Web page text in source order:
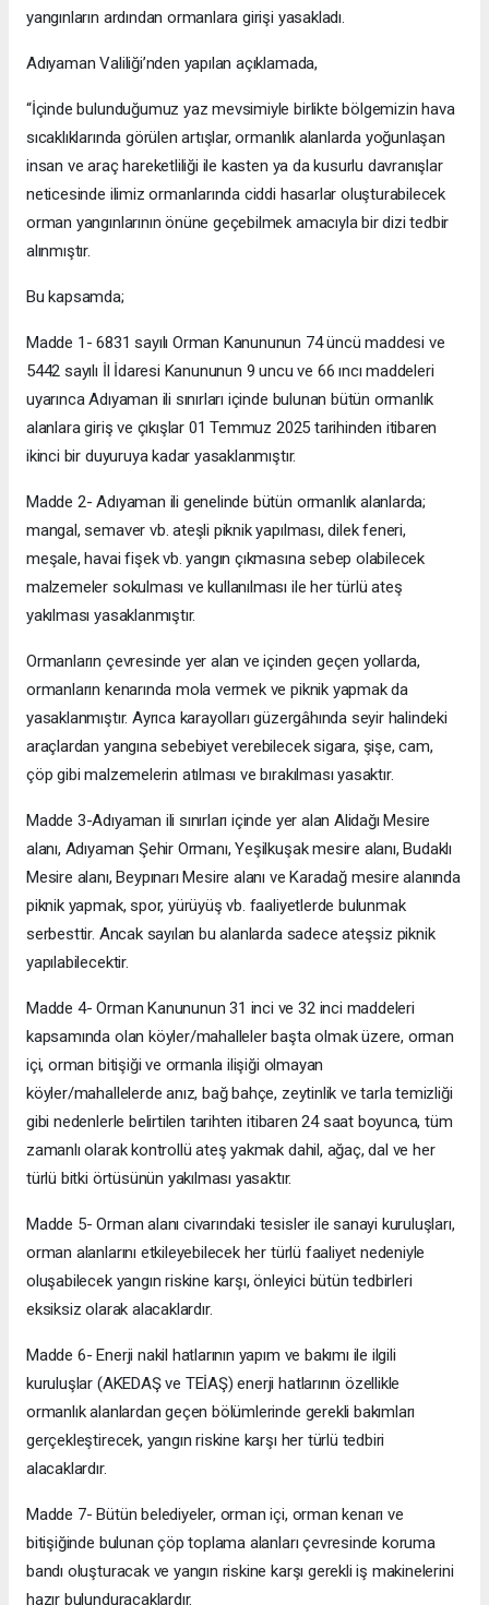
yangınların ardından ormanlara girişi yasakladı.
Adıyaman Valiliği’nden yapılan açıklamada,
“İçinde bulunduğumuz yaz mevsimiyle birlikte bölgemizin hava
sıcaklıklarında görülen artışlar, ormanlık alanlarda yoğunlaşan
insan ve araç hareketliliği ile kasten ya da kusurlu davranışlar
neticesinde ilimiz ormanlarında ciddi hasarlar oluşturabilecek
orman yangınlarının önüne geçebilmek amacıyla bir dizi tedbir
alınmıştır.
Bu kapsamda;
Madde 1- 6831 sayılı Orman Kanununun 74 üncü maddesi ve
5442 sayılı İl İdaresi Kanununun 9 uncu ve 66 ıncı maddeleri
uyarınca Adıyaman ili sınırları içinde bulunan bütün ormanlık
alanlara giriş ve çıkışlar 01 Temmuz 2025­ tarihinden itibaren
ikinci bir duyuruya kadar yasaklanmıştır.
Madde 2- Adıyaman ili genelinde bütün ormanlık alanlarda;
mangal, semaver vb. ateşli piknik yapılması, dilek feneri,
meşale, havai fişek vb. yangın çıkmasına sebep olabilecek
malzemeler sokulması ve kullanılması ile her türlü ateş
yakılması yasaklanmıştır.
Ormanların çevresinde yer alan ve içinden geçen yollarda,
ormanların kenarında mola vermek ve piknik yapmak da
yasaklanmıştır. Ayrıca karayolları güzergâhında seyir halindeki
araçlardan yangına sebebiyet verebilecek sigara, şişe, cam,
çöp gibi malzemelerin atılması ve bırakılması yasaktır.
Madde 3­-Adıyaman ili sınırları içinde yer alan Alidağı Mesire
alanı, Adıyaman Şehir Ormanı, Yeşilkuşak mesire alanı, Budaklı
Mesire alanı, Beypınarı Mesire alanı ve Karadağ mesire alanında
piknik yapmak, spor, yürüyüş vb. faaliyetlerde bulunmak
serbesttir. Ancak sayılan bu alanlarda sadece ateşsiz piknik
yapılabilecektir.
Madde 4- Orman Kanununun 31 inci ve 32 inci maddeleri
kapsamında olan köyler/mahalleler başta olmak üzere, orman
içi, orman bitişiği ve ormanla ilişiği olmayan
köyler/mahallelerde anız, bağ­ bahçe, zeytinlik ve tarla temizliği
gibi nedenlerle belirtilen tarihten itibaren 24 saat boyunca, tüm
zamanlı olarak kontrollü ateş yakmak dahil, ağaç, dal ve her
türlü bitki örtüsünün yakılması yasaktır.
Madde 5- Orman alanı civarındaki tesisler ile sanayi kuruluşları,
orman alanlarını etkileyebilecek her türlü faaliyet nedeniyle
oluşabilecek yangın riskine karşı, önleyici bütün tedbirleri
eksiksiz olarak alacaklardır.
Madde 6- Enerji nakil hatlarının yapım ve bakımı ile ilgili
kuruluşlar (AKEDAŞ ve TEİAŞ) enerji hatlarının özellikle
ormanlık alanlardan geçen bölümlerinde gerekli bakımları
gerçekleştirecek, yangın riskine karşı her türlü tedbiri
alacaklardır.
Madde 7- Bütün belediyeler, orman içi, orman kenarı ve
bitişiğinde bulunan çöp toplama alanları çevresinde koruma
bandı oluşturacak ve yangın riskine karşı gerekli iş makinelerini
hazır bulunduracaklardır.